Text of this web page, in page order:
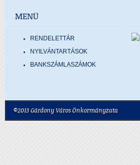
MENÜ
RENDELETTÁR
NYILVÁNTARTÁSOK
BANKSZÁMLASZÁMOK
©2013 Gárdony Város Önkormányzata